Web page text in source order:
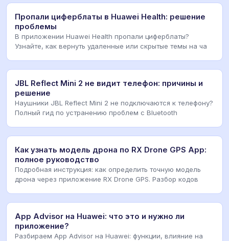
Пропали циферблаты в Huawei Health: решение
проблемы
В приложении Huawei Health пропали циферблаты?
Узнайте, как вернуть удаленные или скрытые темы на ча
JBL Reflect Mini 2 не видит телефон: причины и
решение
Наушники JBL Reflect Mini 2 не подключаются к телефону?
Полный гид по устранению проблем с Bluetooth
Как узнать модель дрона по RX Drone GPS App:
полное руководство
Подробная инструкция: как определить точную модель
дрона через приложение RX Drone GPS. Разбор кодов
App Advisor на Huawei: что это и нужно ли
приложение?
Разбираем App Advisor на Huawei: функции, влияние на